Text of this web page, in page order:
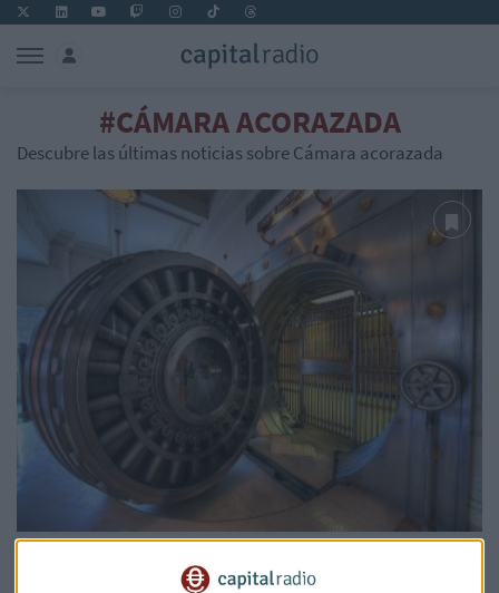
#CÁMARA ACORAZADA
Descubre las últimas noticias sobre Cámara acorazada
ECONOMÍA
¿Cómo debes guardar el oro?